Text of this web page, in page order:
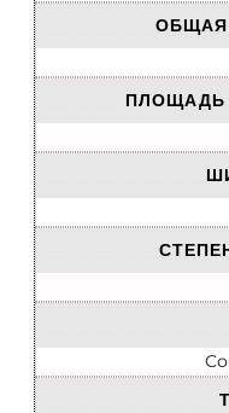
ОБЩАЯ
ПЛОЩАДЬ